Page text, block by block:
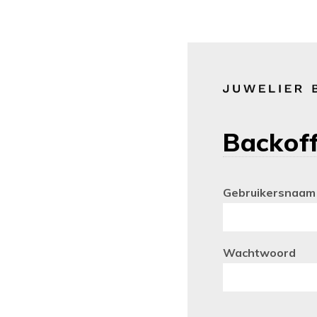
Gebruikersnaam
Wachtwoord